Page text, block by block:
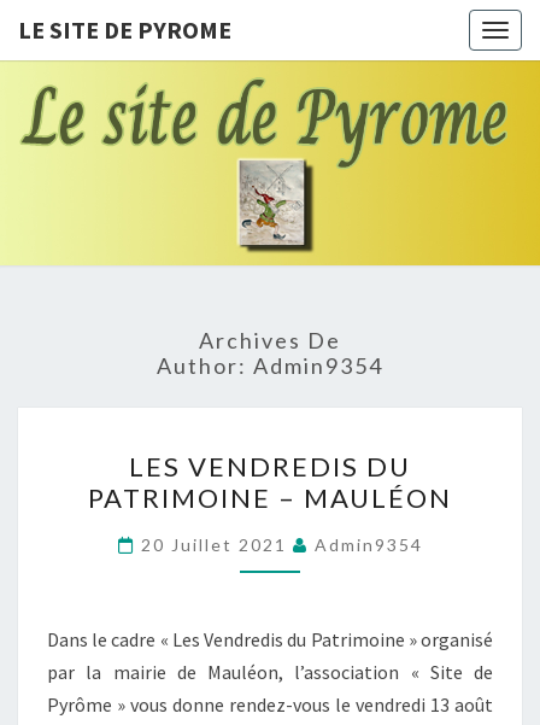
LE SITE DE PYROME
LE SITE
PYROME
Le Pays
Des
Farfadets
Archives De
Author: Admin9354
VENDREDIS
DU
PATRIMOINE
–
LES VENDREDIS DU
PATRIMOINE – MAULÉON
20 Juillet 2021 Admin9354
Dans le cadre « Les Vendredis du Patrimoine » organisé
par la mairie de Mauléon, l’association « Site de
Pyrôme » vous donne rendez-vous le vendredi 13 août